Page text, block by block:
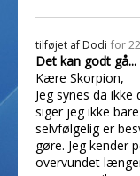
tilføjet af Dodi for
Det kan godt gå...
Kære Skorpion,
Jeg synes da
siger jeg ikke
selvfølgelig er
gøre. Jeg kender
overvundet